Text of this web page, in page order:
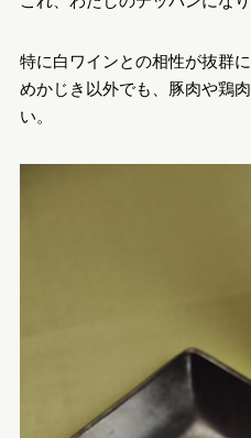
特に白ワインとの相性が抜群
めかじき以外でも、豚肉や鶏
い。